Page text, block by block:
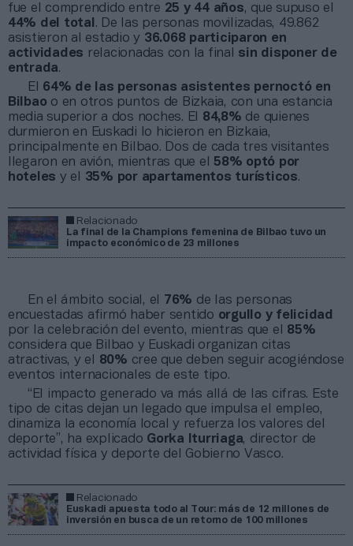
fue el comprendido entre 25 y 44 años, que supuso el
44% del total . De las personas movilizadas, 49.862
asistieron al estadio y 36.068 participaron en
actividades relacionadas con la final sin disponer de
entrada.
El 64% de las personas asistentes pernoctó en
Bilbao o en otros puntos de Bizkaia, con una estancia
media superior a dos noches. El 84,8% de quienes
durmieron en Euskadi lo hicieron en Bizkaia,
principalmente en Bilbao. Dos de cada tres visitantes
llegaron en avión, mientras que el 58% optó por
hoteles y el 35% por apartamentos turísticos.
Relacionado
La final de la Champions femenina de Bilbao tuvo un
impacto económico de 23 millones
En el ámbito social, el 76% de las personas
encuestadas afirmó haber sentido orgullo y felicidad
por la celebración del evento, mientras que el 85%
considera que Bilbao y Euskadi organizan citas
atractivas, y el 80% cree que deben seguir acogiéndose
eventos internacionales de este tipo.
“El impacto generado va más allá de las cifras. Este
tipo de citas dejan un legado que impulsa el empleo,
dinamiza la economía local y refuerza los valores del
deporte”, ha explicado Gorka Iturriaga, director de
actividad física y deporte del Gobierno Vasco.
Relacionado
Euskadi apuesta todo al Tour: más de 12 millones de
inversión en busca de un retorno de 100 millones